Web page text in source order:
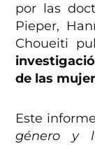
por las
Pieper,
Choueiti
de las
Este
género y